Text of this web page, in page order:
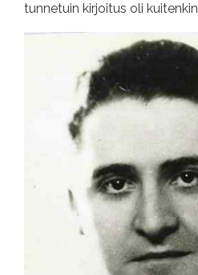
tunnetuin kirjoitus oli kuitenkin